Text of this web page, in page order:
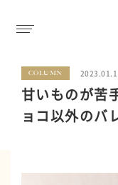
COLUMN
甘いものが苦
ョコ以外のバ